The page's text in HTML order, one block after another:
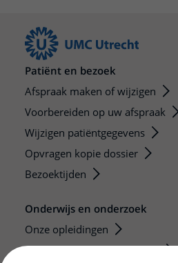
Patiënt en bezoek
Afspraak maken of wijzigen
Voorbereiden op uw afspraak
Wijzigen patiëntgegevens
Opvragen kopie dossier
Bezoektijden
Onderwijs en onderzoek
Onze opleidingen
De Nieuwe Utrechtse School